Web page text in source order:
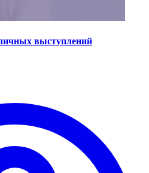
выступлений